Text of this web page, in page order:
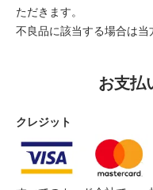
ただきます。
不良品に該当する場合は当
お支払
クレジット